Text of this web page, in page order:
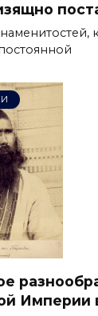
Империи